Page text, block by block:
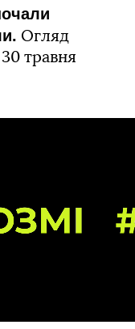
Огляд
травня